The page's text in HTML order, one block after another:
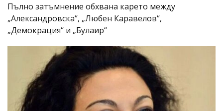
Пълно затъмнение обхвана карето между
„Александровска“, „Любен Каравелов“,
„Демокрация“ и „Булаир“